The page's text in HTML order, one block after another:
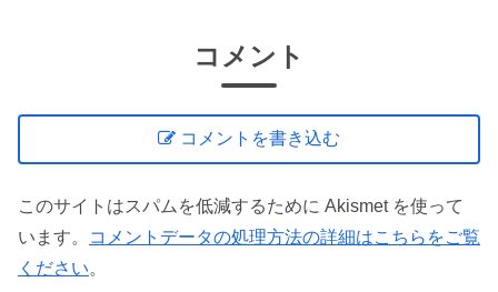
コメント
コメントを書き込む
このサイトはスパムを低減するために Akismet を使って
います。
コメントデータの処理方法の詳細はこちらをご覧
ください。